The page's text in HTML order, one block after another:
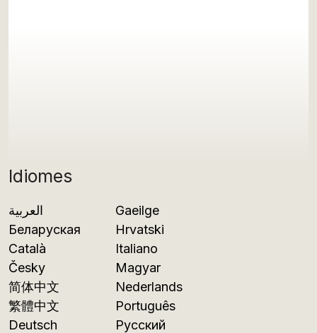
Idiomes
العربية
Беларуская
Català
Česky
简体中文
繁體中文
Deutsch
Gaeilge
Hrvatski
Italiano
Magyar
Nederlands
Português
Русский